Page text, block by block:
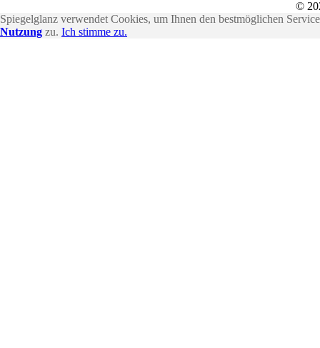
©
Spiegelglanz verwendet Cookies, um Ihnen den bestmöglichen
Nutzung zu. Ich stimme zu.